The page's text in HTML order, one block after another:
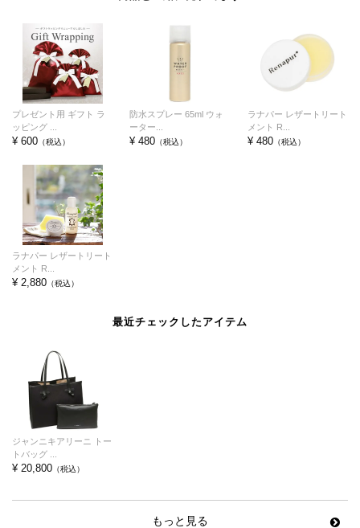
プレゼント用 ギフト ラ
ッピング ...
¥ 600 （税込）
防水スプレー 65ml ウォ
ーター...
¥ 480 （税込）
ラナパー レザートリート
メント R...
¥ 480（税込）
ラナパー レザートリート
メント R...
¥ 2,880 （税込）
最近チェックしたアイテム
ジャンニキアリーニ トー
トバッグ ...
¥ 20,800 （税込）
もっと見る